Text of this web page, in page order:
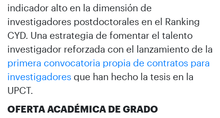
indicador alto en la dimensión de
investigadores postdoctorales en el Ranking
CYD. Una estrategia de fomentar el talento
investigador reforzada con el lanzamiento de la
primera convocatoria propia de contratos para
investigadores que han hecho la tesis en la
UPCT.
OFERTA ACADÉMICA DE GRADO